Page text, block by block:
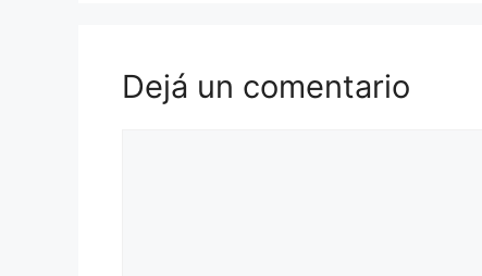
Dejá un comentario